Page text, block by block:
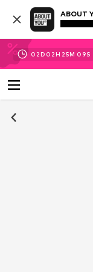
ABOUT
02D 02H 25M 08S